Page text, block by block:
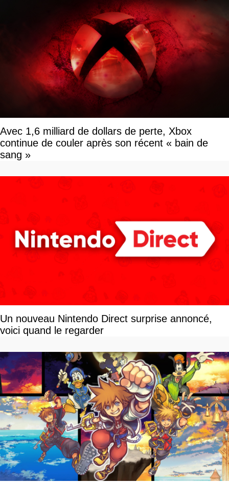
Avec 1,6 milliard de dollars de perte, Xbox
continue de couler après son récent « bain de
sang »
Un nouveau Nintendo Direct surprise annoncé,
voici quand le regarder